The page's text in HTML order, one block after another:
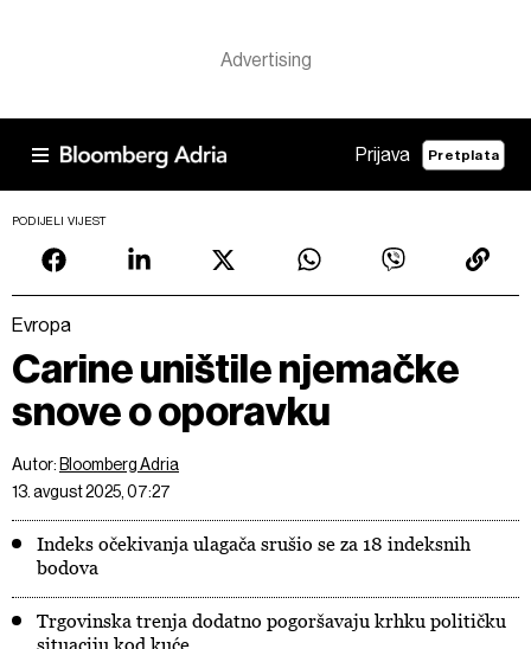
Prijava Pretplata
PODIJELI VIJEST
Evropa
Carine uništile njemačke
snove o oporavku
Autor: Bloomberg Adria
13. avgust 2025, 07:27
Indeks očekivanja ulagača srušio se za 18 indeksnih
bodova
Trgovinska trenja dodatno pogoršavaju krhku političku
situaciju kod kuće